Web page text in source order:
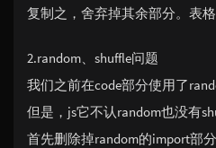
复制之，舍弃掉其余部分。表
2.random、shuffle问题
我们之前在code部分使用了
但是，js它不认random也没有
首先删除掉random的import部分